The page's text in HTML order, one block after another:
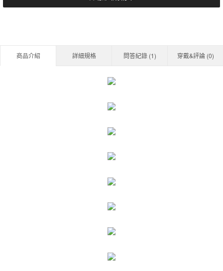
商品介紹 詳細規格 問答紀錄 (1) 穿戴&評論 (0)